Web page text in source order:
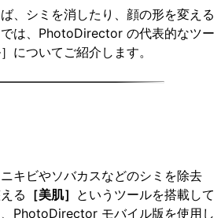
、シミを消したり、顔の形を変える
は、PhotoDirector の代表的なツー
についてご紹介します。
キビやソバカスなどのシミを除去
る ［美肌］ というツールを搭載して
PhotoDirector モバイル版を使用し